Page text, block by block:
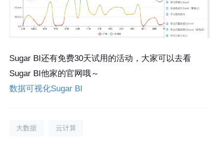
Sugar BI还有免费30天试用的活动，大家可以去看
Sugar BI他家的官网哦～
数据可视化Sugar BI
大数据 云计算